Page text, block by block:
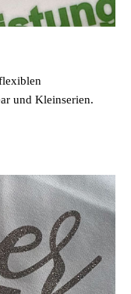
und Kleinserien.